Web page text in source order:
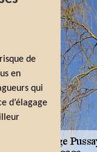
de
en
qui
d’élagage